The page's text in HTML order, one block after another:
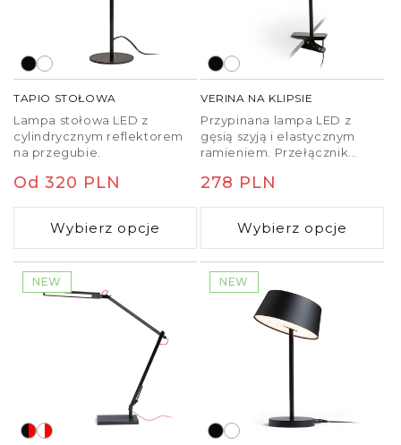
lampa
pozwoli elastycznie zarządzać światłem
według potrzeb. Wybierz model odpowiadający
Twoim wymaganiom pod względem mocy, funkcji i
wyglądu wnętrza.
TAPIO STOŁOWA
Lampa stołowa LED z
cylindrycznym reflektorem
na przegubie.
Cena
regularna
Od 320 PLN
Wybierz opcje
VERINA NA KLIPSIE
Przypinana lampa LED z
gęsią szyją i elastycznym
ramieniem. Przełącznik
klipsie lampy. Maksymalne
ściemnianie.
Cena
regularna
278 PLN
Wybierz opcje
NEW NEW